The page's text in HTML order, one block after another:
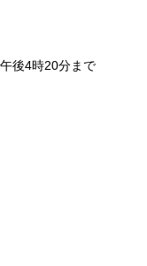
後4時20分まで